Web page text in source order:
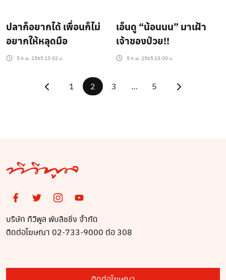
ปลาก็อยากได้ เพื่อนก็ไม่
อยากให้หลุดมือ
5 ก.พ. 2565 13:02 น.
เอ็นดู “น้อนนน” มาเฝ้า
เจ้าของป่วย!!
5 ก.พ. 2565 13:00 น.
1 2 3 … 5
บริษัท ทีวีพูล พับลิชชิ่ง จำกัด
ติดต่อโฆษณา 02-733-9000 ต่อ 308